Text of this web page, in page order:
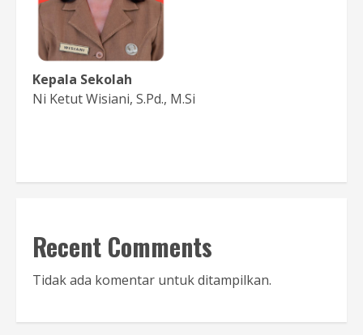
Kepala Sekolah
Ni Ketut Wisiani, S.Pd., M.Si
Recent Comments
Tidak ada komentar untuk ditampilkan.